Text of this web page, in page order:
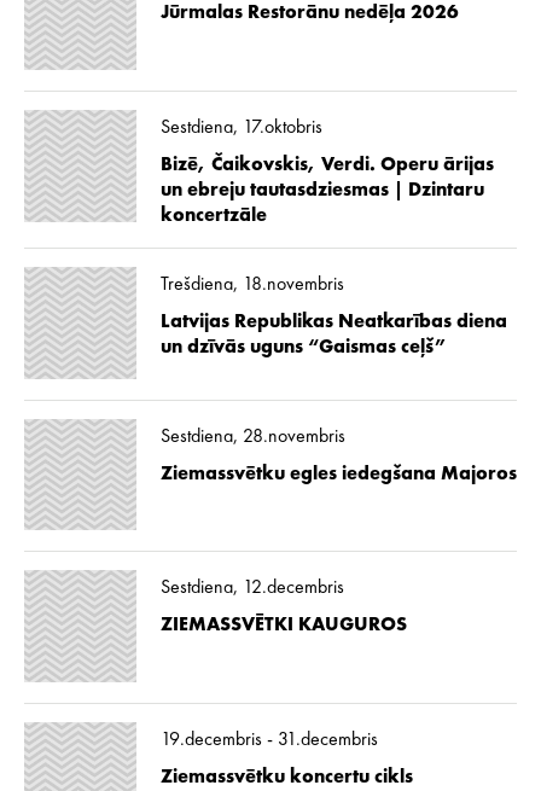
Jūrmalas Restorānu nedēļa 2026
Sestdiena, 17.oktobris
Bizē, Čaikovskis, Verdi. Operu ārijas
un ebreju tautasdziesmas | Dzintaru
koncertzāle
Trešdiena, 18.novembris
Latvijas Republikas Neatkarības diena
un dzīvās uguns “Gaismas ceļš”
Sestdiena, 28.novembris
Ziemassvētku egles iedegšana Majoros
Sestdiena, 12.decembris
ZIEMASSVĒTKI KAUGUROS
19.decembris - 31.decembris
Ziemassvētku koncertu cikls